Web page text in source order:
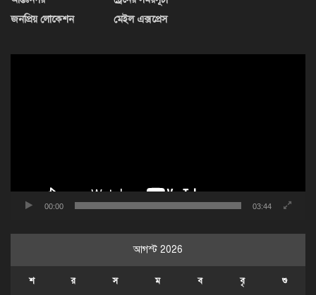
জনপ্রিয় লোকেশন
মেইল এক্সপ্রেস
00:00 03:44
আগস্ট 2026
শ র স ম ব বৃ শু